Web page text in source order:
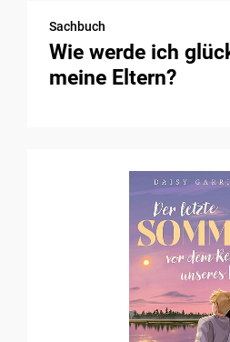
Sachbuch
Wie werde ich
meine Eltern?